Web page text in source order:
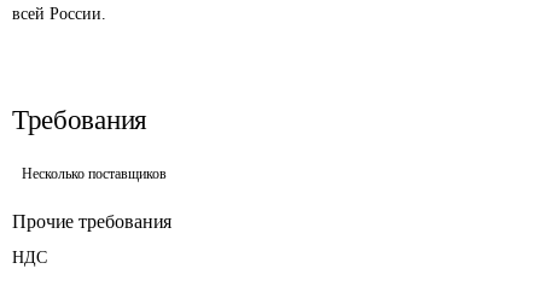
всей России.
Требования
Несколько поставщиков
Прочие требования
НДС